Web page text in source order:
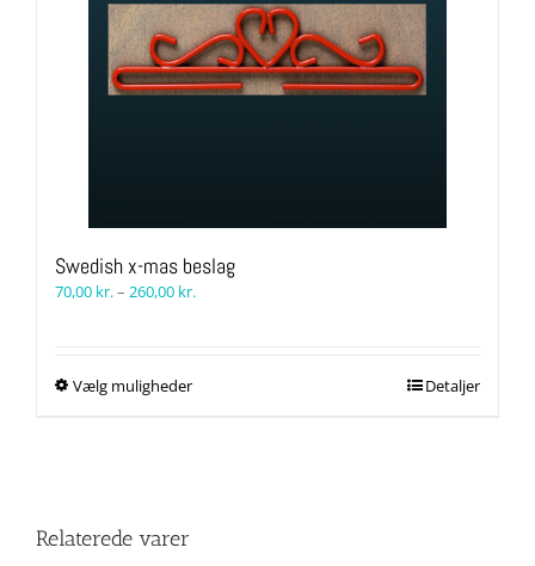
Swedish x-mas beslag
70,00 kr.– 260,00 kr.Prisinterval:
Vælg mulighederDette
Detaljer
Relaterede varer